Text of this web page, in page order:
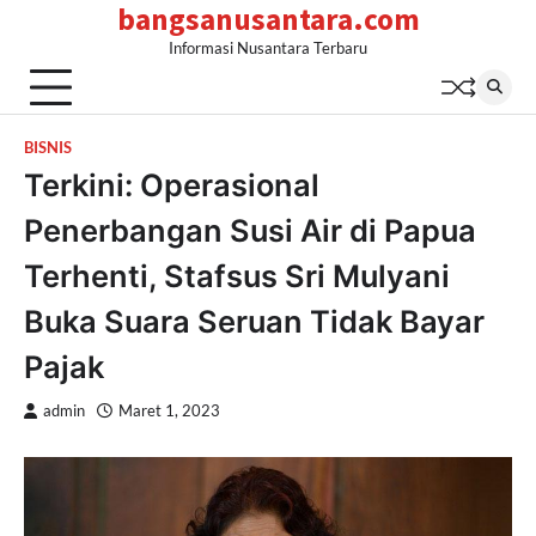
content
bangsanusantara.com
Informasi Nusantara Terbaru
BISNIS
Terkini: Operasional
Penerbangan Susi Air di Papua
Terhenti, Stafsus Sri Mulyani
Buka Suara Seruan Tidak Bayar
Pajak
admin Maret 1, 2023